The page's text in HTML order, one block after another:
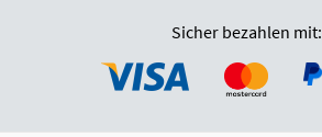
Sicher bezahlen mit: